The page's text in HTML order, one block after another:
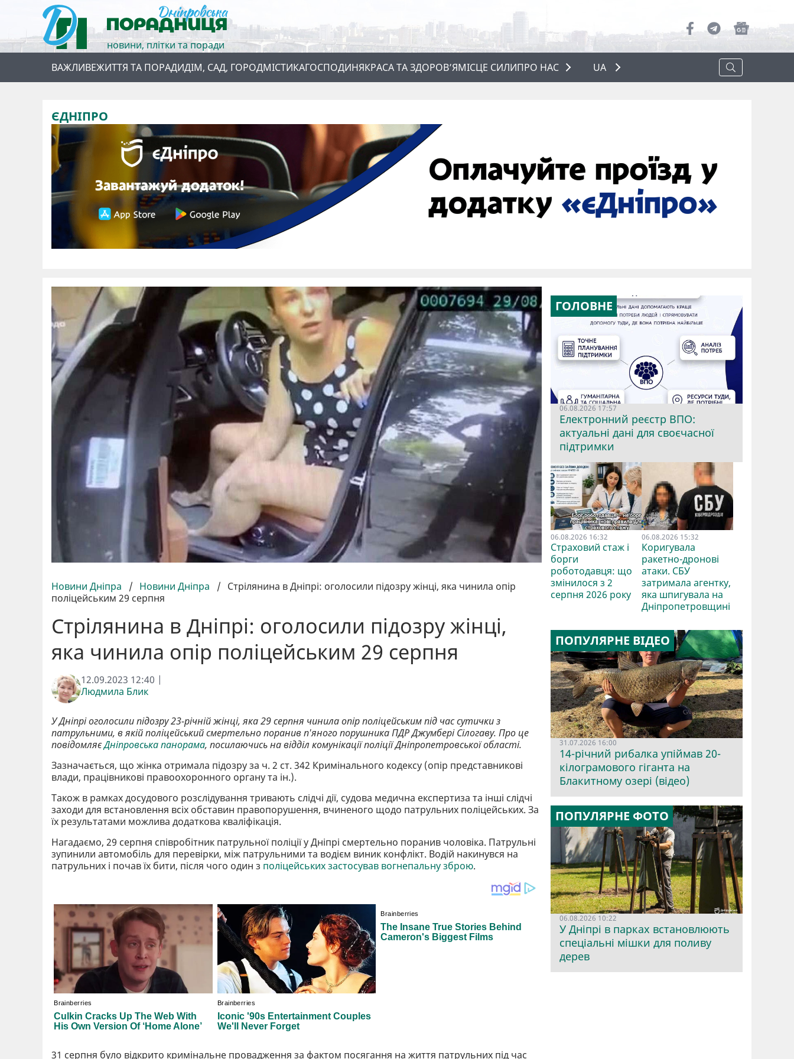
новини, плітки та поради
ВАЖЛИВЕЖИТТЯ ТА ПОРАДИДІМ, САД, ГОРОДМІСТИКАГОСПОДИНЯКРАСА ТА ЗДОРОВ’ЯМІСЦЕ СИЛИПРО НАС
ПРО НАС
UA
ЄДНІПРО
Новини Дніпра / Новини Дніпра / Стрілянина в Дніпрі: оголосили підозру жінці, яка чинила опір
поліцейським 29 серпня
Стрілянина в Дніпрі: оголосили підозру жінці,
яка чинила опір поліцейським 29 серпня
12.09.2023 12:40 |
Людмила Блик
У Дніпрі оголосили підозру 23-річній жінці, яка 29 серпня чинила опір поліцейським під час сутички з
патрульними, в якій поліцейський смертельно поранив п'яного порушника ПДР Джумбері Сілогаву. Про це
повідомляєДніпровська панорама, посилаючись на відділ комунікації поліції Дніпропетровської області.
Зазначається, що жінка отримала підозру за ч. 2 ст. 342 Кримінального кодексу (опір представникові
влади, працівникові правоохоронного органу та ін.).
Також в рамках досудового розслідування тривають слідчі дії, судова медична експертиза та інші слідчі
заходи для встановлення всіх обставин правопорушення, вчиненого щодо патрульних поліцейських. За
їх результатами можлива додаткова кваліфікація.
Нагадаємо, 29 серпня співробітник патрульної поліції у Дніпрі смертельно поранив чоловіка. Патрульні
зупинили автомобіль для перевірки, між патрульними та водієм виник конфлікт. Водій накинувся на
патрульних і почав їх бити, після чого один з поліцейських застосував вогнепальну зброю.
31 серпня було відкрито кримінальне провадження за фактом посягання на життя патрульних під час
ГОЛОВНЕ
06.08.2026 17:57
Електронний реєстр ВПО:
актуальні дані для своєчасної
підтримки
06.08.2026 16:32
Страховий стаж і
борги
роботодавця: що
змінилося з 2
серпня 2026 року
06.08.2026 15:32
Коригувала
ракетно-дронові
атаки. СБУ
затримала агентку,
яка шпигувала на
Дніпропетровщині
ПОПУЛЯРНЕ ВІДЕО
31.07.2026 16:00
14-річний рибалка упіймав 20-
кілограмового гіганта на
Блакитному озері (відео)
ПОПУЛЯРНЕ ФОТО
06.08.2026 10:22
У Дніпрі в парках встановлюють
спеціальні мішки для поливу
дерев